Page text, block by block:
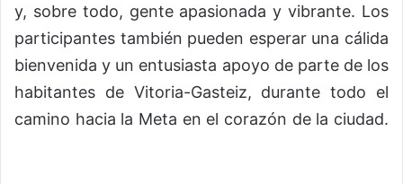
y, sobre todo, gente apasionada y vibrante. Los
participantes también pueden esperar una cálida
bienvenida y un entusiasta apoyo de parte de los
habitantes de Vitoria-Gasteiz, durante todo el
camino hacia la Meta en el corazón de la ciudad.